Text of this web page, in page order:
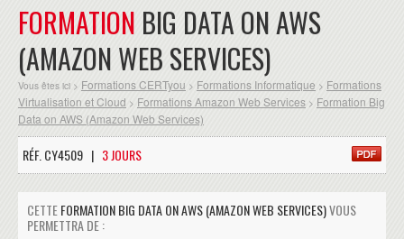
FORMATION BIG DATA ON AWS
(AMAZON WEB SERVICES)
Vous êtes ici > Formations CERTyou > Formations Informatique > Formations
Virtualisation et Cloud > Formations Amazon Web Services > Formation Big
Data on AWS (Amazon Web Services)
RÉF. CY4509 | 3 JOURS
CETTEFORMATION BIG DATA ON AWS (AMAZON WEB SERVICES)VOUS
PERMETTRA DE :